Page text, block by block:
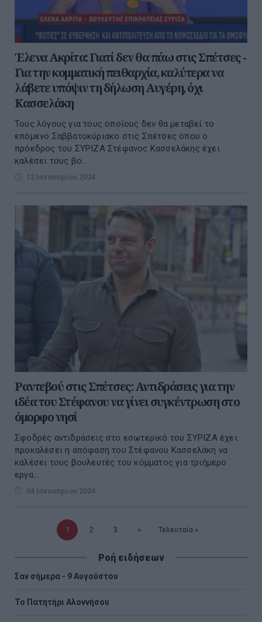
Έλενα Ακρίτα: Γιατί δεν θα πάω στις Σπέτσες -
Για την κομματική πειθαρχία, καλύτερα να
λάβετε υπόψιν τη δήλωση Αυγέρη, όχι
Κασσελάκη
Τους λόγους για τους οποίους δεν θα μεταβεί το
επόμενο Σαββατοκύριακο στις Σπέτσες όπου ο
πρόεδρος του ΣΥΡΙΖΑ Στέφανος Κασσελάκης έχει
καλέσει τους βο...
12 Ιανουαρίου 2024
Ραντεβού στις Σπέτσες: Αντιδράσεις για την
ιδέα του Στέφανου να γίνει συγκέντρωση στο
όμορφο νησί
Σφοδρές αντιδράσεις στο εσωτερικό του ΣΥΡΙΖΑ έχει
προκαλέσει η απόφαση του Στέφανου Κασσελάκη να
καλέσει τους βουλευτές του κόμματος για τριήμερο
εργα...
04 Ιανουαρίου 2024
Τρέχουσα
1 Σελίδα
2 Σελίδα
3 Επόμενη
›› Τελευταία
Τελευταία »
Ροή ειδήσεων
Σαν σήμερα - 9 Αυγούστου
Το Πατητήρι Αλοννήσου